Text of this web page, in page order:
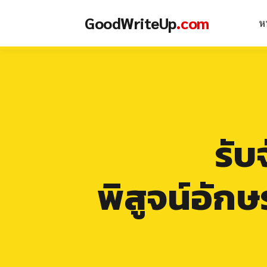
GoodWriteUp.com - รับท
GoodWriteUp.com ห
รั
พิสูจน์อักษ